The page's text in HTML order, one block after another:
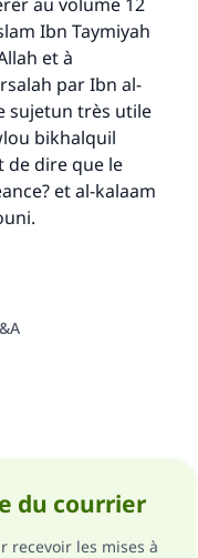
Ibn Taymiyah
et à
par Ibn al-
sujetun très utile
bikhalquil
dire que le
et al-kalaam
du courrier
recevoir les mises à